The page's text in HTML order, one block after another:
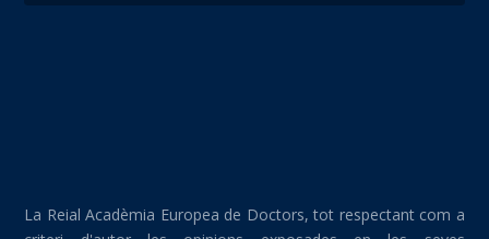
La Reial Acadèmia Europea de Doctors, tot respectant com a